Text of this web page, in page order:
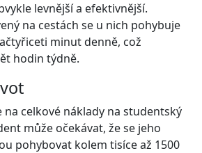
levnější a efektivnější.
na cestách se u nich pohybuje
minut denně, což
hodin týdně.
na celkové náklady na studentský
může očekávat, že se jeho
pohybovat kolem tisíce až 1500